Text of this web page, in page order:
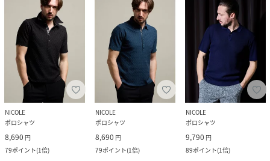
NICOLE
ポロシャツ
8,690 円
79ポイント(1倍)
NICOLE
ポロシャツ
8,690 円
79ポイント(1倍)
NICOLE
ポロシャツ
9,790 円
89ポイント(1倍)